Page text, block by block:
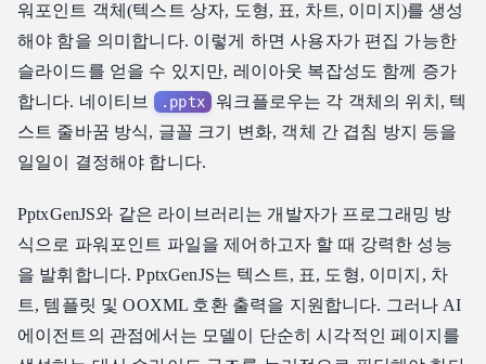
워포인트 객체(텍스트 상자, 도형, 표, 차트, 이미지)를 생성
해야 함을 의미합니다. 이렇게 하면 사용자가 편집 가능한
슬라이드를 얻을 수 있지만, 레이아웃 복잡성도 함께 증가
합니다. 네이티브
.pptx
워크플로우는 각 객체의 위치, 텍
스트 줄바꿈 방식, 글꼴 크기 변화, 객체 간 겹침 방지 등을
일일이 결정해야 합니다.
PptxGenJS와 같은 라이브러리는 개발자가 프로그래밍 방
식으로 파워포인트 파일을 제어하고자 할 때 강력한 성능
을 발휘합니다. PptxGenJS는 텍스트, 표, 도형, 이미지, 차
트, 템플릿 및 OOXML 호환 출력을 지원합니다. 그러나 AI
에이전트의 관점에서는 모델이 단순히 시각적인 페이지를